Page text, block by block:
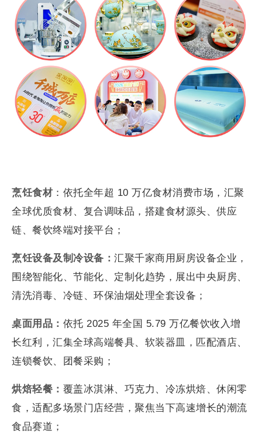
烹饪食材：依托全年超 10 万亿食材消费市场，汇聚
全球优质食材、复合调味品，搭建食材源头、供应
链、餐饮终端对接平台；
烹饪设备及制冷设备： 汇聚千家商用厨房设备企业，
围绕智能化、节能化、定制化趋势，展出中央厨房、
清洗消毒、冷链、环保油烟处理全套设备；
桌面用品： 依托 2025 年全国 5.79 万亿餐饮收入增
长红利，汇集全球高端餐具、软装器皿，匹配酒店、
连锁餐饮、团餐采购；
烘焙轻餐： 覆盖冰淇淋、巧克力、冷冻烘焙、休闲零
食，适配多场景门店经营，聚焦当下高速增长的潮流
食品赛道；